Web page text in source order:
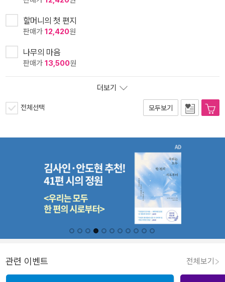
할머니의 첫 편지
판매가 12,420원
나무의 마음
판매가 13,500원
더보기
전체선택 모두보기
관련 이벤트 전체보기